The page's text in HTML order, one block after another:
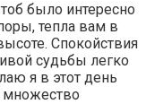
было интересно
тепла вам в
Спокойствия
судьбы легко
я в этот день